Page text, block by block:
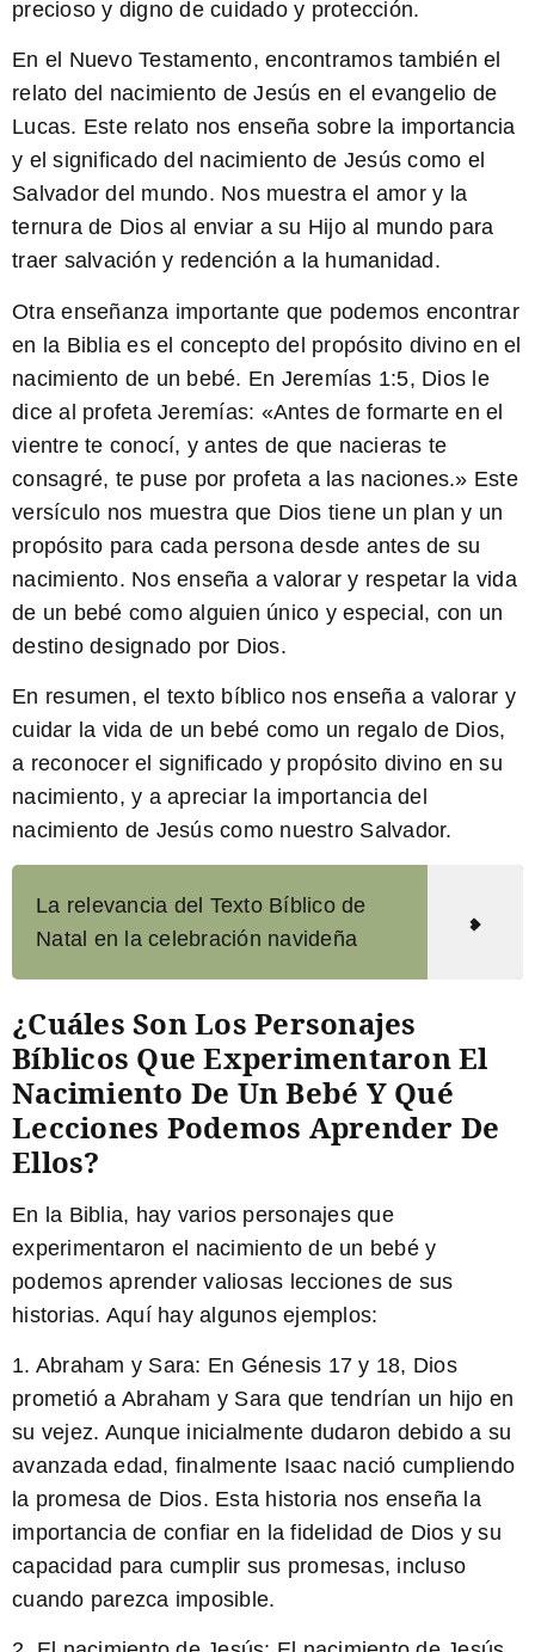
precioso y digno de cuidado y protección.
En el Nuevo Testamento, encontramos también el
relato del nacimiento de Jesús en el evangelio de
Lucas. Este relato nos enseña sobre la importancia
y el significado del nacimiento de Jesús como el
Salvador del mundo. Nos muestra el amor y la
ternura de Dios al enviar a su Hijo al mundo para
traer salvación y redención a la humanidad.
Otra enseñanza importante que podemos encontrar
en la Biblia es el concepto del propósito divino en el
nacimiento de un bebé. En Jeremías 1:5, Dios le
dice al profeta Jeremías: «Antes de formarte en el
vientre te conocí, y antes de que nacieras te
consagré, te puse por profeta a las naciones.» Este
versículo nos muestra que Dios tiene un plan y un
propósito para cada persona desde antes de su
nacimiento. Nos enseña a valorar y respetar la vida
de un bebé como alguien único y especial, con un
destino designado por Dios.
En resumen, el texto bíblico nos enseña a valorar y
cuidar la vida de un bebé como un regalo de Dios,
a reconocer el significado y propósito divino en su
nacimiento, y a apreciar la importancia del
nacimiento de Jesús como nuestro Salvador.
La relevancia del Texto Bíblico de
Natal en la celebración navideña
¿Cuáles Son Los Personajes
Bíblicos Que Experimentaron El
Nacimiento De Un Bebé Y Qué
Lecciones Podemos Aprender De
Ellos?
En la Biblia, hay varios personajes que
experimentaron el nacimiento de un bebé y
podemos aprender valiosas lecciones de sus
historias. Aquí hay algunos ejemplos:
1. Abraham y Sara: En Génesis 17 y 18, Dios
prometió a Abraham y Sara que tendrían un hijo en
su vejez. Aunque inicialmente dudaron debido a su
avanzada edad, finalmente Isaac nació cumpliendo
la promesa de Dios. Esta historia nos enseña la
importancia de confiar en la fidelidad de Dios y su
capacidad para cumplir sus promesas, incluso
cuando parezca imposible.